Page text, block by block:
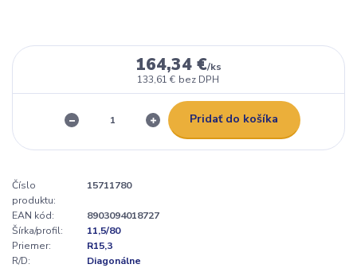
164,34 €/ks
133,61 € bez DPH
Pridať do košíka
Číslo
produktu:
15711780
EAN kód:
8903094018727
Šírka/profil:
11,5/80
Priemer:
R15,3
R/D:
Diagonálne